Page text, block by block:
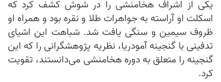
یکی از اشراف هخامنشی را در شوش کشف کرد که
اسکلت او آراسته به جواهرات طلا و نقره بود و همراه او
ظروف سیمین و سنگی یافت شد. شباهت این اشیای
تدفینی با گنجینه آمودریا، نظریه پژوهشگرانی را که این
گنجینه را متعلق به دوره هخامنشی می‌دانستند، تقویت
کرد.